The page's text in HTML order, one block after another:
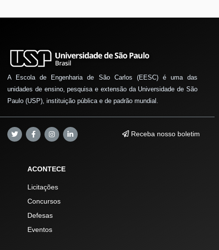
A Escola de Engenharia de São Carlos (EESC) é uma das
unidades de ensino, pesquisa e extensão da Universidade de São
Paulo (USP), instituição pública e de padrão mundial.
Receba nosso boletim
ACONTECE
Licitações
Concursos
Defesas
Eventos